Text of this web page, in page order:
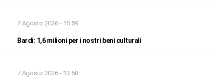
7 Agosto 2026 - 15:59
Bardi: 1,6 milioni per i nostri beni culturali
7 Agosto 2026 - 13:58